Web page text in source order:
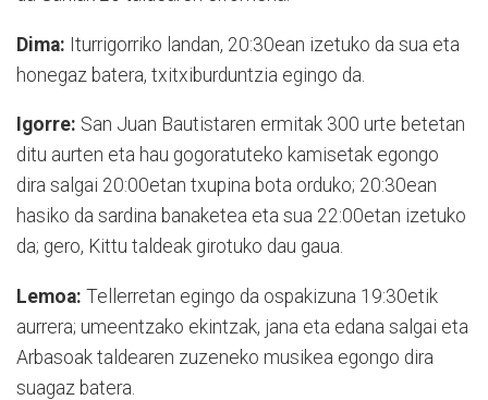
Dima: Iturrigorriko landan, 20:30ean izetuko da sua eta
honegaz batera, txitxiburduntzia egingo da.
Igorre: San Juan Bautistaren ermitak 300 urte betetan
ditu aurten eta hau gogoratuteko kamisetak egongo
dira salgai 20:00etan txupina bota orduko; 20:30ean
hasiko da sardina banaketea eta sua 22:00etan izetuko
da; gero, Kittu taldeak girotuko dau gaua.
Lemoa: Tellerretan egingo da ospakizuna 19:30etik
aurrera; umeentzako ekintzak, jana eta edana salgai eta
Arbasoak taldearen zuzeneko musikea egongo dira
suagaz batera.